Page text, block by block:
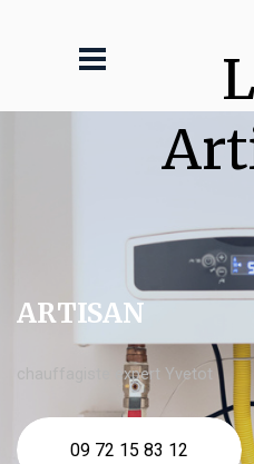
ARTISAN
chauffagiste expert Yvetot
09 72 15 83 12